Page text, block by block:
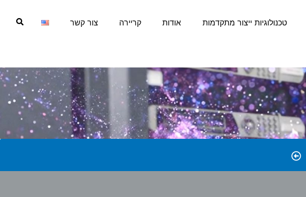
טכנולוגיות ייצור מתקדמות אודות קריירה צור קשר